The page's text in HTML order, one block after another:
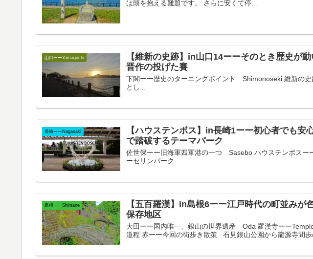
は頭を抱える難題です。 さらに安くて停...
山口ーーYamaguchi
【維新の史跡】in山口14ーーそのとき歴史が
晋作の投げた賽
下関ーー歴史のターニングポイント Shimonoseki 維新の史
とし...
長崎ーーNagasaki
【ハウステンボス】in長崎1ーー初心者でも安
で踏破するテーマパーク
佐世保ーー旧海軍四軍港の一つ Sasebo ハウステンボスー
ーセリンパーク...
島根ーーShimane
【五百羅漢】in島根6ーー江戸時代の町並みが
保存地区
大田ーー国内唯一、銀山の世界遺産 Oda 羅漢寺ーー
道程 赤ーー今回の街歩き散策 石見銀山公園から龍源寺間歩